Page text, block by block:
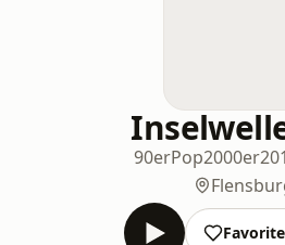
90erPop2000er